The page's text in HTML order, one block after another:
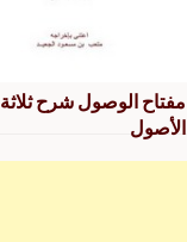
مفتاح الوصول شرح ثلاثة
الأصول